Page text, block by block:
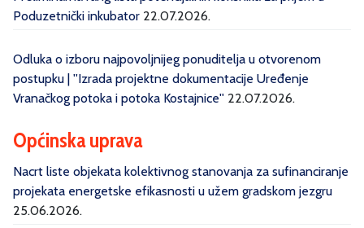
Poduzetnički inkubator 22.07.2026.
Odluka o izboru najpovoljnijeg ponuditelja u otvorenom
postupku | ''Izrada projektne dokumentacije Uređenje
Vranačkog potoka i potoka Kostajnice'' 22.07.2026.
Općinska uprava
Nacrt liste objekata kolektivnog stanovanja za sufinanciranje
projekata energetske efikasnosti u užem gradskom jezgru
25.06.2026.